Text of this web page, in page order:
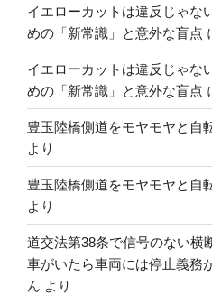
イエローカットは違反じゃな
めの「新常識」と意外な盲点
イエローカットは違反じゃな
めの「新常識」と意外な盲点
豊玉陸橋側道をモヤモヤと自
より
豊玉陸橋側道をモヤモヤと自
より
道交法第38条で信号のない横
車がいたら車両には停止義務
ん より